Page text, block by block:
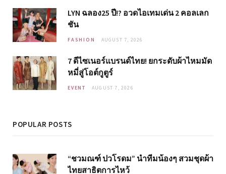
LYN ฉลอง25 ปี!? อวดไอเทมเด่น 2 คอลเลก
ชัน
FASHION AUGUST 7, 2026
7 ดีไซเนอร์แบรนด์ไทย! ยกระดับผ้าไหมมัด
หมี่สู่โอต์กูตูร์
EVENT AUGUST 7, 2026
POPULAR POSTS
“ชวมณฑ์ ปวโรดม” นำทีมน้องๆ สวมชุดผ้า
ไทยสาธิตการไหว้